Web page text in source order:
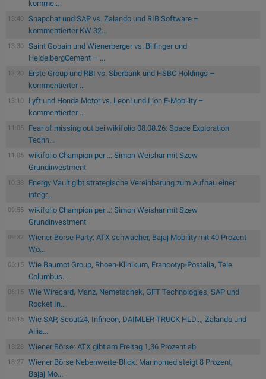
komme...
13:40
Snapchat und SAP vs. Zalando und RIB Software –
kommentierter KW 32...
13:30
Saint Gobain und Wienerberger vs. Bilfinger und
HeidelbergCement – ...
13:20
Erste Group und RBI vs. Sberbank und HSBC Holdings –
kommentierter ...
13:10
Lyft und Honda Motor vs. Leoni und Lion E-Mobility –
kommentierter ...
11:05
Fear of missing out bei wikifolio 08.08.26: Space Exploration
Techn...
11:05
wikifolio Champion per ..: Simon Weishar mit Szew
Grundinvestment
10:38
Energy Vault gibt strategische Vereinbarung zum Aufbau einer
integr...
09:55
wikifolio Champion per ..: Simon Weishar mit Szew
Grundinvestment
09:32
Wiener Börse Party: ATX schwächer, Bajaj Mobility mit 40 Prozent
Wo...
06:15
Wie Baumot Group, Rhoen-Klinikum, Francotyp-Postalia, Tele
Columbus...
06:15
Wie Wirecard, Manz, Nemetschek, GFT Technologies, SAP und
Rocket In...
06:15
Wie SAP, Scout24, Infineon, DAIMLER TRUCK HLD..., Zalando und
Allia...
18:28 Wiener Börse: ATX gibt am Freitag 1,36 Prozent ab
18:27
Wiener Börse Nebenwerte-Blick: Marinomed steigt 8 Prozent,
Bajaj Mo...